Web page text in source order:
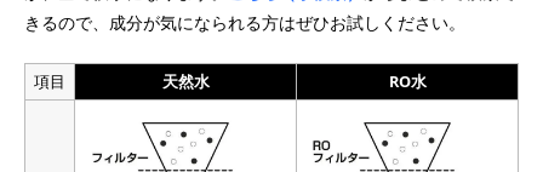
きるので、成分が気になられる方はぜひお試しください。
項目 天然水 RO水